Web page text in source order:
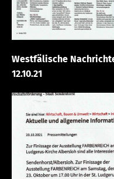
Westfälische
12.10.21